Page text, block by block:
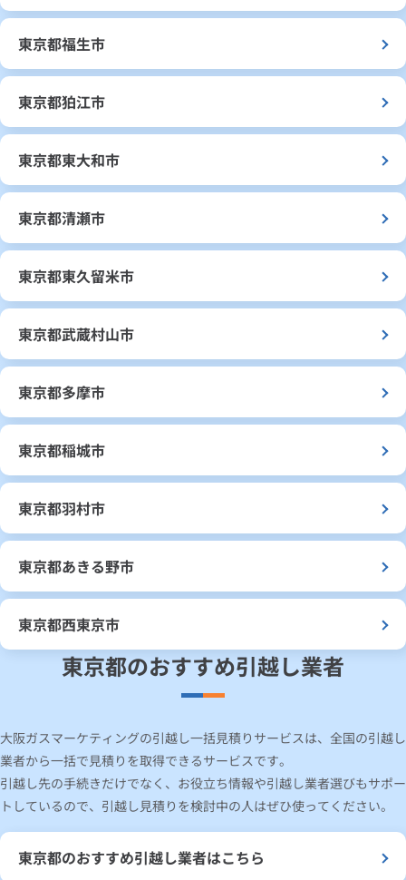
東京都福生市
東京都狛江市
東京都東大和市
東京都清瀬市
東京都東久留米市
東京都武蔵村山市
東京都多摩市
東京都稲城市
東京都羽村市
東京都あきる野市
東京都西東京市
東京都のおすすめ引越し業者
大阪ガスマーケティングの引越し一括見積りサービスは、全国の引越し
業者から一括で見積りを取得できるサービスです。
引越し先の手続きだけでなく、お役立ち情報や引越し業者選びもサポー
トしているので、引越し見積りを検討中の人はぜひ使ってください。
東京都のおすすめ引越し業者はこちら